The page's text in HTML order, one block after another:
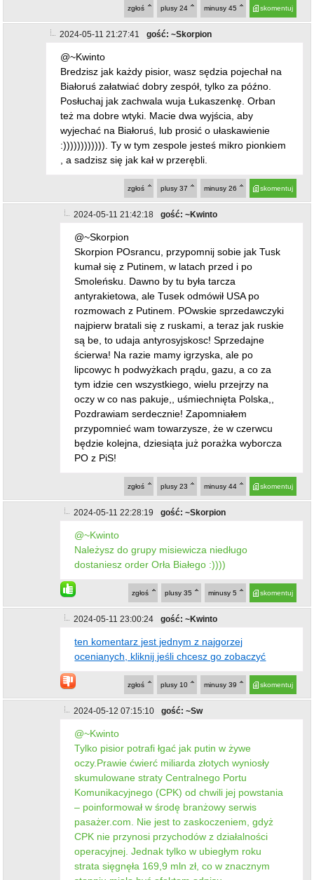
skomentuj
minusy 45
plusy 24
zgłoś
2024-05-11 21:27:41 gość: ~Skorpion
@~Kwinto
Bredzisz jak każdy pisior, wasz sędzia pojechał na
Białoruś załatwiać dobry zespół, tylko za późno.
Posłuchaj jak zachwala wuja Łukaszenkę. Orban
też ma dobre wtyki. Macie dwa wyjścia, aby
wyjechać na Białoruś, lub prosić o ułaskawienie
:)))))))))))). Ty w tym zespole jesteś mikro pionkiem
, a sadzisz się jak kał w przerębli.
skomentuj
minusy 26
plusy 37
zgłoś
2024-05-11 21:42:18 gość: ~Kwinto
@~Skorpion
Skorpion POsrancu, przypomnij sobie jak Tusk
kumał się z Putinem, w latach przed i po
Smoleńsku. Dawno by tu była tarcza
antyrakietowa, ale Tusek odmówił USA po
rozmowach z Putinem. POwskie sprzedawczyki
najpierw bratali się z ruskami, a teraz jak ruskie
są be, to udaja antyrosyjskosc! Sprzedajne
ścierwa! Na razie mamy igrzyska, ale po
lipcowyc h podwyżkach prądu, gazu, a co za
tym idzie cen wszystkiego, wielu przejrzy na
oczy w co nas pakuje,, uśmiechnięta Polska,,
Pozdrawiam serdecznie! Zapomniałem
przypomnieć wam towarzysze, że w czerwcu
będzie kolejna, dziesiąta już porażka wyborcza
PO z PiS!
skomentuj
minusy 44
plusy 23
zgłoś
2024-05-11 22:28:19 gość: ~Skorpion
@~Kwinto
Należysz do grupy misiewicza niedługo
dostaniesz order Orła Białego :))))
skomentuj
minusy 5
plusy 35
zgłoś
2024-05-11 23:00:24 gość: ~Kwinto
ten komentarz jest jednym z najgorzej
ocenianych, kliknij jeśli chcesz go zobaczyć
skomentuj
minusy 39
plusy 10
zgłoś
2024-05-12 07:15:10 gość: ~Sw
@~Kwinto
Tylko pisior potrafi łgać jak putin w żywe
oczy.Prawie ćwierć miliarda złotych wyniosły
skumulowane straty Centralnego Portu
Komunikacyjnego (CPK) od chwili jej powstania
– poinformował w środę branżowy serwis
pasażer.com. Nie jest to zaskoczeniem, gdyż
CPK nie przynosi przychodów z działalności
operacyjnej. Jednak tylko w ubiegłym roku
strata sięgnęła 169,9 mln zł, co w znacznym